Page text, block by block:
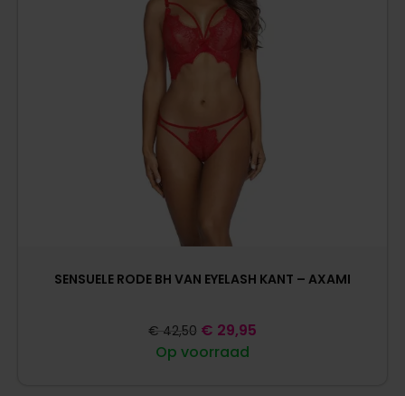
SENSUELE RODE BH VAN EYELASH KANT – AXAMI
Op voorraad
€ 42,50 € 29,95